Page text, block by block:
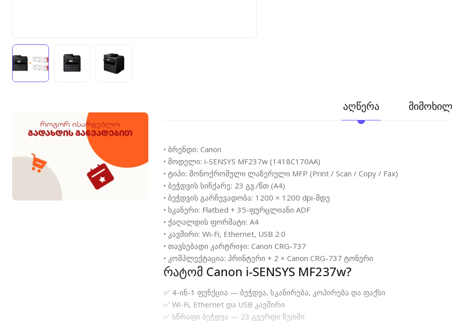
აღწერა
•ბრენდი: Canon
•მოდელი: i-SENSYS MF237w (1418C170AA)
•ტიპი: მონოქრომული ლაზერული MFP (Print / Scan / Copy / Fax)
•ბეჭდვის სიჩქარე: 23 გვ./წთ (A4)
•ბეჭდვის გარჩევადობა: 1200 × 1200 dpi-მდე
• სკანერი: Flatbed + 35-ფურცლიანი ADF
• ქაღალდის ფორმატი: A4
• კავშირი: Wi-Fi, Ethernet, USB 2.0
•თავსებადი კარტრიჯი: Canon CRG-737
• კომპლექტაცია: პრინტერი + 2 × Canon CRG-737 ტონერი
რატომ Canon i-SENSYS MF237w?
✅ 4-ინ-1 ფუნქცია — ბეჭდვა, სკანირება, კოპირება და ფაქსი
✅ Wi-Fi, Ethernet და USB კავშირი
✅ სწრაფი ბეჭდვა — 23 გვერდი წუთში